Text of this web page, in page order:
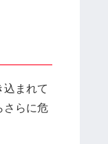
込まれて
さらに危